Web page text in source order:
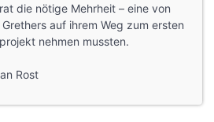
die nötige Mehrheit – eine von
auf ihrem Weg zum ersten
nehmen mussten.
Rost